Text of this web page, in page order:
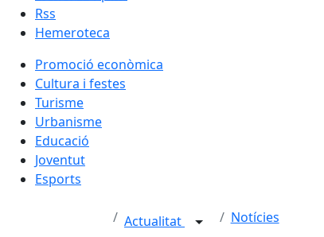
Rss
Hemeroteca
Promoció econòmica
Cultura i festes
Turisme
Urbanisme
Educació
Joventut
Esports
Actualitat Notícies